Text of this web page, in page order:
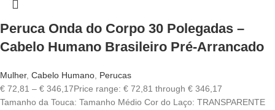
Peruca Onda do Corpo 30 Polegadas –
Cabelo Humano Brasileiro Pré-Arrancado
Mulher, Cabelo Humano Perucas
€ 72,81 – € 346,17Price range: € 72,81 through € 346,17
Tamanho da Touca: Tamanho Médio Cor do Laço: TRANSPARENTE